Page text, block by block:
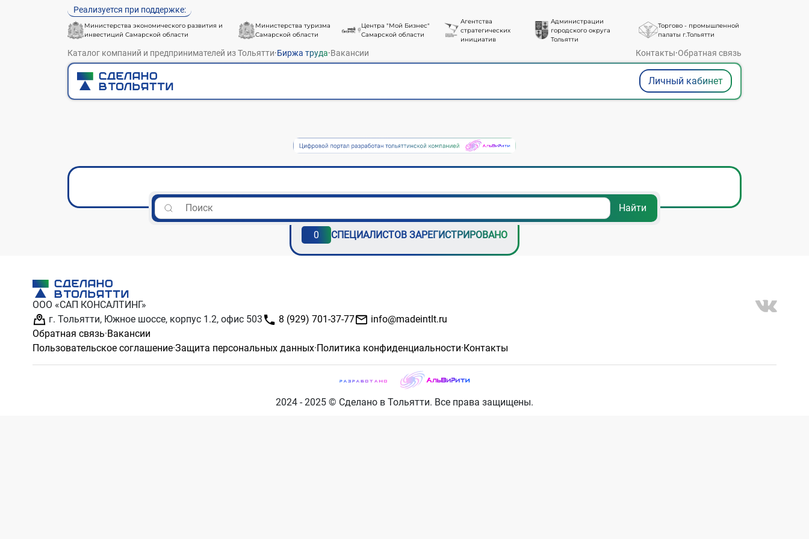
Реализуется при поддержке:
Министерства экономического развития и
инвестиций Самарской области
Министерства туризма
Самарской области
Центра "Мой Бизнес"
Самарской области
Агентства
стратегических
инициатив
Администрации
городского округа
Тольятти
Торгово - промышленной
палаты г.Тольятти
Каталог компаний и предпринимателей из Тольятти·Биржа труда·Вакансии Контакты·Обратная связь
Личный кабинет
Найти
0 СПЕЦИАЛИСТОВ ЗАРЕГИСТРИРОВАНО
ООО «САП КОНСАЛТИНГ»
г. Тольятти, Южное шоссе, корпус 1.2, офис 503
8 (929) 701-37-77
info@madeintlt.ru
Обратная связь·Вакансии
Пользовательское соглашение·Защита персональных данных·Политика конфиденциальности·Контакты
2024 - 2025 © Сделано в Тольятти. Все права защищены.